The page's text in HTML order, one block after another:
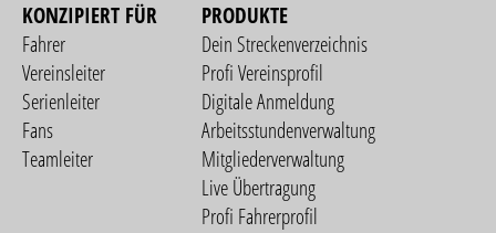
KONZIPIERT FÜR
Fahrer
Vereinsleiter
Serienleiter
Fans
Teamleiter
PRODUKTE
Dein Streckenverzeichnis
Profi Vereinsprofil
Digitale Anmeldung
Arbeitsstundenverwaltung
Mitgliederverwaltung
Live Übertragung
Profi Fahrerprofil